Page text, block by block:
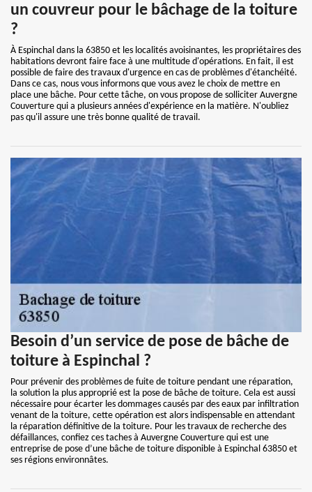
un couvreur pour le bâchage de la toiture
?
À Espinchal dans la 63850 et les localités avoisinantes, les propriétaires des
habitations devront faire face à une multitude d'opérations. En fait, il est
possible de faire des travaux d'urgence en cas de problèmes d'étanchéité.
Dans ce cas, nous vous informons que vous avez le choix de mettre en
place une bâche. Pour cette tâche, on vous propose de solliciter Auvergne
Couverture qui a plusieurs années d'expérience en la matière. N'oubliez
pas qu'il assure une très bonne qualité de travail.
Besoin d’un service de pose de bâche de
toiture à Espinchal ?
Pour prévenir des problèmes de fuite de toiture pendant une réparation,
la solution la plus approprié est la pose de bâche de toiture. Cela est aussi
nécessaire pour écarter les dommages causés par des eaux par infiltration
venant de la toiture, cette opération est alors indispensable en attendant
la réparation définitive de la toiture. Pour les travaux de recherche des
défaillances, confiez ces taches à Auvergne Couverture qui est une
entreprise de pose d’une bâche de toiture disponible à Espinchal 63850 et
ses régions environnâtes.